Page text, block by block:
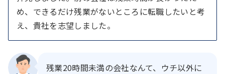
め、できるだけ残業がないところに転職したいと考
え、貴社を志望しました。
残業20時間未満の会社なんて、ウチ以外に